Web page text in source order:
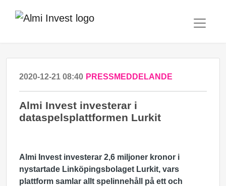
2020-12-21 08:40 PRESSMEDDELANDE
Almi Invest investerar i
dataspelsplattformen Lurkit
Almi Invest investerar 2,6 miljoner kronor i
nystartade Linköpingsbolaget Lurkit, vars
plattform samlar allt spelinnehåll på ett och